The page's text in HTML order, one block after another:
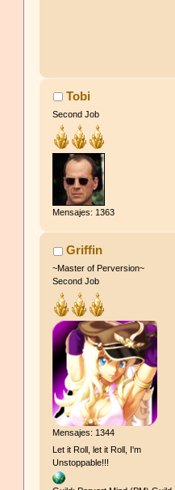
Tobi
Second Job
Mensajes: 1363
Griffin
~Master of Perversion~
Second Job
Mensajes: 1344
Let it Roll, let it Roll, I'm
Unstoppable!!!